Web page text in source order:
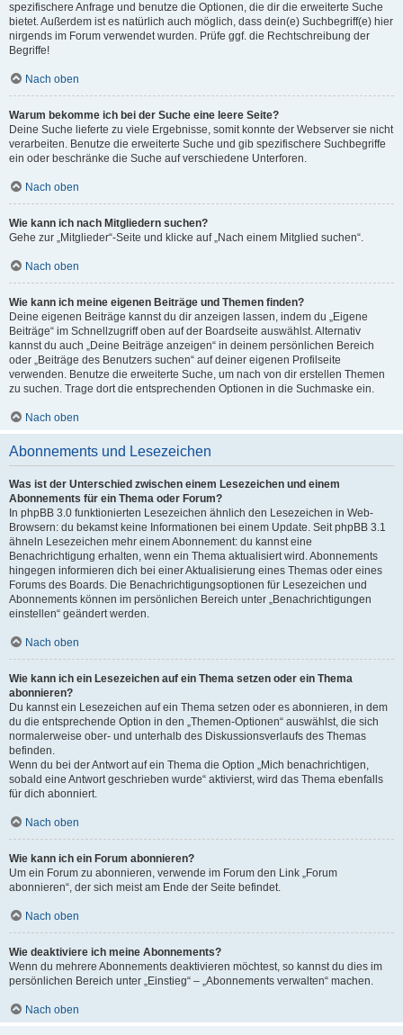
spezifischere Anfrage und benutze die Optionen, die dir die erweiterte Suche
bietet. Außerdem ist es natürlich auch möglich, dass dein(e) Suchbegriff(e) hier
nirgends im Forum verwendet wurden. Prüfe ggf. die Rechtschreibung der
Begriffe!
Nach oben
Warum bekomme ich bei der Suche eine leere Seite?
Deine Suche lieferte zu viele Ergebnisse, somit konnte der Webserver sie nicht
verarbeiten. Benutze die erweiterte Suche und gib spezifischere Suchbegriffe
ein oder beschränke die Suche auf verschiedene Unterforen.
Nach oben
Wie kann ich nach Mitgliedern suchen?
Gehe zur „Mitglieder“-Seite und klicke auf „Nach einem Mitglied suchen“.
Nach oben
Wie kann ich meine eigenen Beiträge und Themen finden?
Deine eigenen Beiträge kannst du dir anzeigen lassen, indem du „Eigene
Beiträge“ im Schnellzugriff oben auf der Boardseite auswählst. Alternativ
kannst du auch „Deine Beiträge anzeigen“ in deinem persönlichen Bereich
oder „Beiträge des Benutzers suchen“ auf deiner eigenen Profilseite
verwenden. Benutze die erweiterte Suche, um nach von dir erstellen Themen
zu suchen. Trage dort die entsprechenden Optionen in die Suchmaske ein.
Nach oben
Abonnements und Lesezeichen
Was ist der Unterschied zwischen einem Lesezeichen und einem
Abonnements für ein Thema oder Forum?
In phpBB 3.0 funktionierten Lesezeichen ähnlich den Lesezeichen in Web-
Browsern: du bekamst keine Informationen bei einem Update. Seit phpBB 3.1
ähneln Lesezeichen mehr einem Abonnement: du kannst eine
Benachrichtigung erhalten, wenn ein Thema aktualisiert wird. Abonnements
hingegen informieren dich bei einer Aktualisierung eines Themas oder eines
Forums des Boards. Die Benachrichtigungsoptionen für Lesezeichen und
Abonnements können im persönlichen Bereich unter „Benachrichtigungen
einstellen“ geändert werden.
Nach oben
Wie kann ich ein Lesezeichen auf ein Thema setzen oder ein Thema
abonnieren?
Du kannst ein Lesezeichen auf ein Thema setzen oder es abonnieren, in dem
du die entsprechende Option in den „Themen-Optionen“ auswählst, die sich
normalerweise ober- und unterhalb des Diskussionsverlaufs des Themas
befinden.
Wenn du bei der Antwort auf ein Thema die Option „Mich benachrichtigen,
sobald eine Antwort geschrieben wurde“ aktivierst, wird das Thema ebenfalls
für dich abonniert.
Nach oben
Wie kann ich ein Forum abonnieren?
Um ein Forum zu abonnieren, verwende im Forum den Link „Forum
abonnieren“, der sich meist am Ende der Seite befindet.
Nach oben
Wie deaktiviere ich meine Abonnements?
Wenn du mehrere Abonnements deaktivieren möchtest, so kannst du dies im
persönlichen Bereich unter „Einstieg“ – „Abonnements verwalten“ machen.
Nach oben